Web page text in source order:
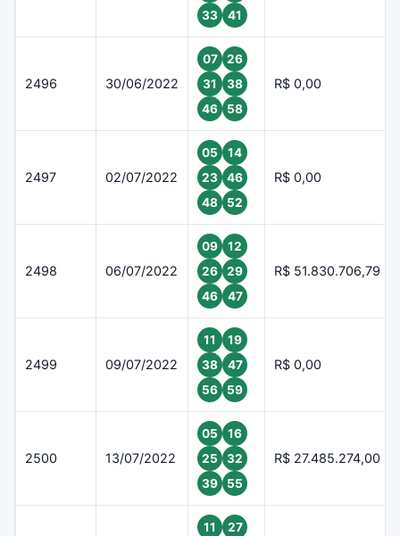
33
41
2496 30/06/2022
07
26
31
38
46
58
R$ 0,00
2497 02/07/2022
05
14
23
46
48
52
R$ 0,00
2498 06/07/2022
09
12
26
29
46
47
R$ 51.830.706,79
2499 09/07/2022
11
19
38
47
56
59
R$ 0,00
2500 13/07/2022
05
16
25
32
39
55
R$ 27.485.274,00
11
27